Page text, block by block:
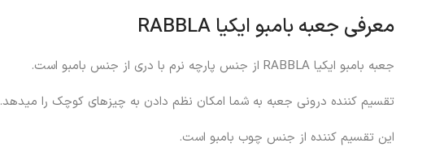
معرفی جعبه بامبو ایکیا RABBLA
جعبه بامبو ایکیا RABBLA از جنس پارچه نرم با دری از جنس بامبو است.
تقسیم کننده درونی جعبه به شما امکان نظم دادن به چیزهای کوچک را میدهد.
این تقسیم کننده از جنس چوب بامبو است.